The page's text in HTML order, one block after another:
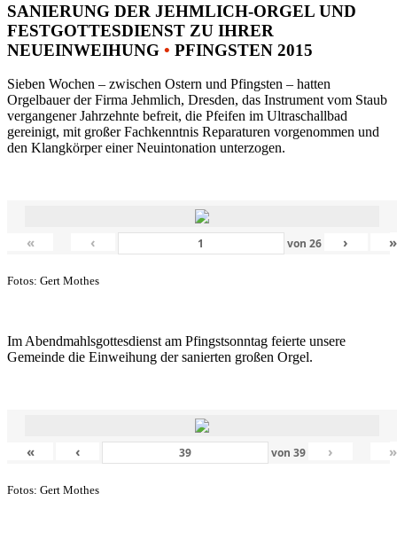
SANIERUNG DER JEHMLICH-ORGEL UND
FESTGOTTESDIENST ZU IHRER
NEUEINWEIHUNG • PFINGSTEN 2015
Sieben Wochen – zwischen Ostern und Pfingsten – hatten
Orgelbauer der Firma Jehmlich, Dresden, das Instrument vom Staub
vergangener Jahrzehnte befreit, die Pfeifen im Ultraschallbad
gereinigt, mit großer Fachkenntnis Reparaturen vorgenommen und
den Klangkörper einer Neuintonation unterzogen.
« ‹ von 26 › »
Fotos: Gert Mothes
Im Abendmahlsgottesdienst am Pfingstsonntag feierte unsere
Gemeinde die Einweihung der sanierten großen Orgel.
« ‹ von39 › »
Fotos: Gert Mothes